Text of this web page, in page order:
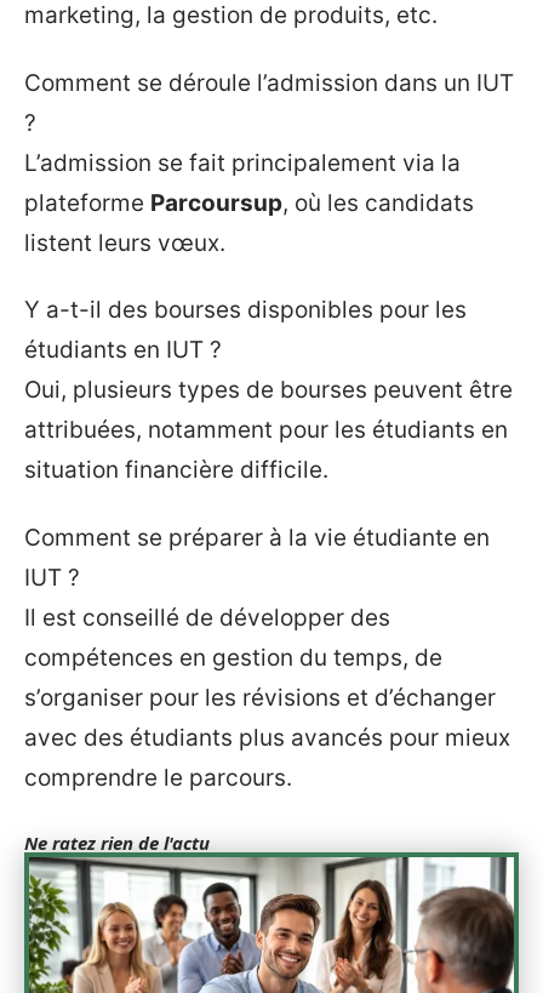
marketing, la gestion de produits, etc.
Comment se déroule l’admission dans un IUT
?
L’admission se fait principalement via la
plateforme Parcoursup, où les candidats
listent leurs vœux.
Y a-t-il des bourses disponibles pour les
étudiants en IUT ?
Oui, plusieurs types de bourses peuvent être
attribuées, notamment pour les étudiants en
situation financière difficile.
Comment se préparer à la vie étudiante en
IUT ?
Il est conseillé de développer des
compétences en gestion du temps, de
s’organiser pour les révisions et d’échanger
avec des étudiants plus avancés pour mieux
comprendre le parcours.
Ne ratez rien de l'actu